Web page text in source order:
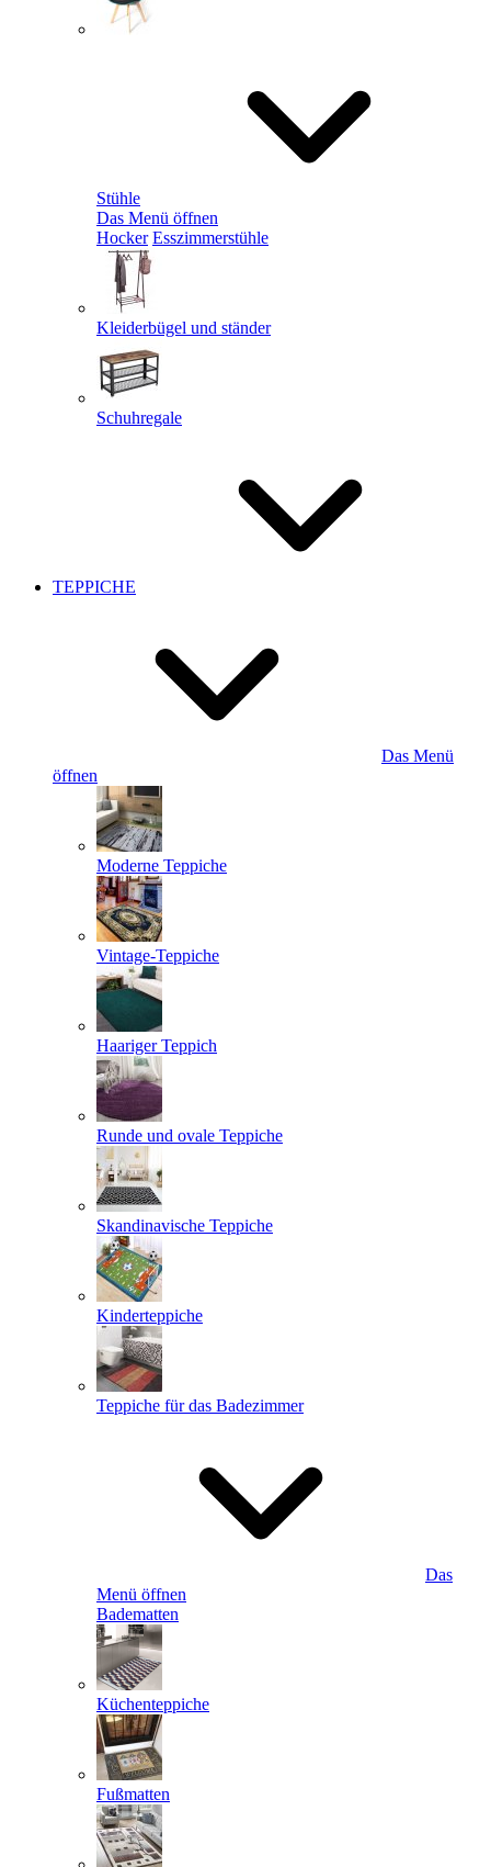
Stühle
Das Menü öffnen
Hocker Esszimmerstühle
Kleiderbügel und ständer
Schuhregale
TEPPICHE
Das Menü
öffnen
Moderne Teppiche
Vintage-Teppiche
Haariger Teppich
Runde und ovale Teppiche
Skandinavische Teppiche
Kinderteppiche
Teppiche für das Badezimmer
Das
Menü öffnen
Badematten
Küchenteppiche
Fußmatten